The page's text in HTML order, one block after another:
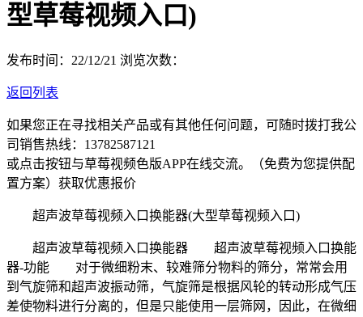
型草莓视频入口)
发布时间：22/12/21 浏览次数：
返回列表
如果您正在寻找相关产品或有其他任何问题，可随时拨打我公
司销售热线： 13782587121
或点击按钮与草莓视频色版APP在线交流。（免费为您提供配
置方案） 获取优惠报价
超声波草莓视频入口换能器(大型草莓视频入口)
超声波草莓视频入口换能器 超声波草莓视频入口换能
器-功能 对于微细粉末、较难筛分物料的筛分，常常会用
到气旋筛和超声波振动筛，气旋筛是根据风轮的转动形成气压
差使物料进行分离的，但是只能使用一层筛网，因此，在微细